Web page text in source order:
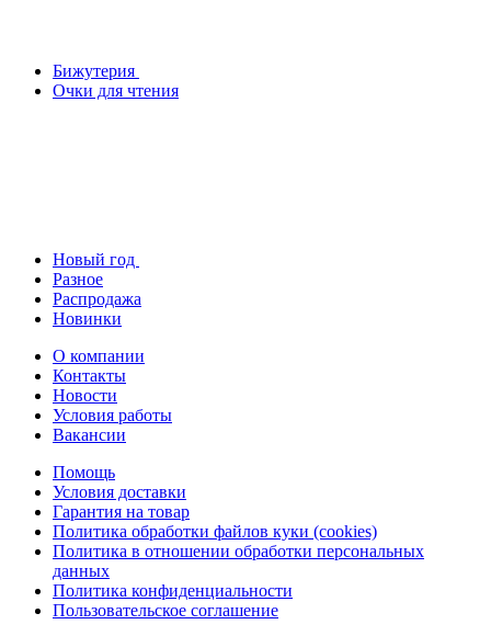
Бижутерия
Очки для чтения
Новый год
Разное
Распродажа
Новинки
О компании
Контакты
Новости
Условия работы
Вакансии
Помощь
Условия доставки
Гарантия на товар
Политика обработки файлов куки (cookies)
Политика в отношении обработки персональных
данных
Политика конфиденциальности
Пользовательское соглашение